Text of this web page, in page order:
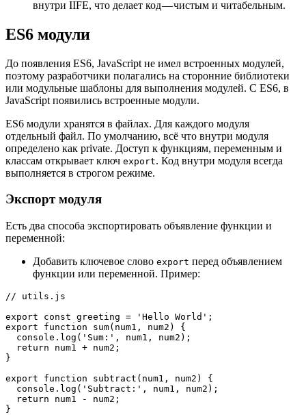
внутри IIFE, что делает код — чистым и читабельным.
ES6 модули
До появления ES6, JavaScript не имел встроенных модулей,
поэтому разработчики полагались на сторонние библиотеки
или модульные шаблоны для выполнения модулей. С ES6, в
JavaScript появились встроенные модули.
ES6 модули хранятся в файлах. Для каждого модуля
отдельный файл. По умолчанию, всё что внутри модуля
определено как private. Доступ к функциям, переменным и
классам открывает ключ export. Код внутри модуля всегда
выполняется в строгом режиме.
Экспорт модуля
Есть два способа экспортировать объявление функции и
переменной:
Добавить ключевое слово export перед объявлением
функции или переменной. Пример:
// utils.js
export const greeting = 'Hello World';
export function sum(num1, num2) {
  console.log('Sum:', num1, num2);
  return num1 + num2;
}
export function subtract(num1, num2) {
  console.log('Subtract:', num1, num2);
  return num1 - num2;
}